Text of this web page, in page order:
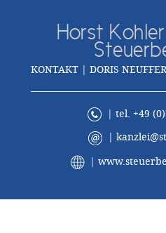
Horst
KONTAKT | DORIS
| tel. +49
|
|